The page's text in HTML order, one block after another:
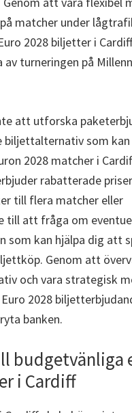
matcher under
2028 biljetter i
turneringen på
att utforska
biljettalternativ som kan
2028 matcher i
rabatterade
till flera matcher eller
till att fråga om
som kan hjälpa dig att
Genom att
och vara strategisk
2028
banken.
budgetvänliga
i Cardiff